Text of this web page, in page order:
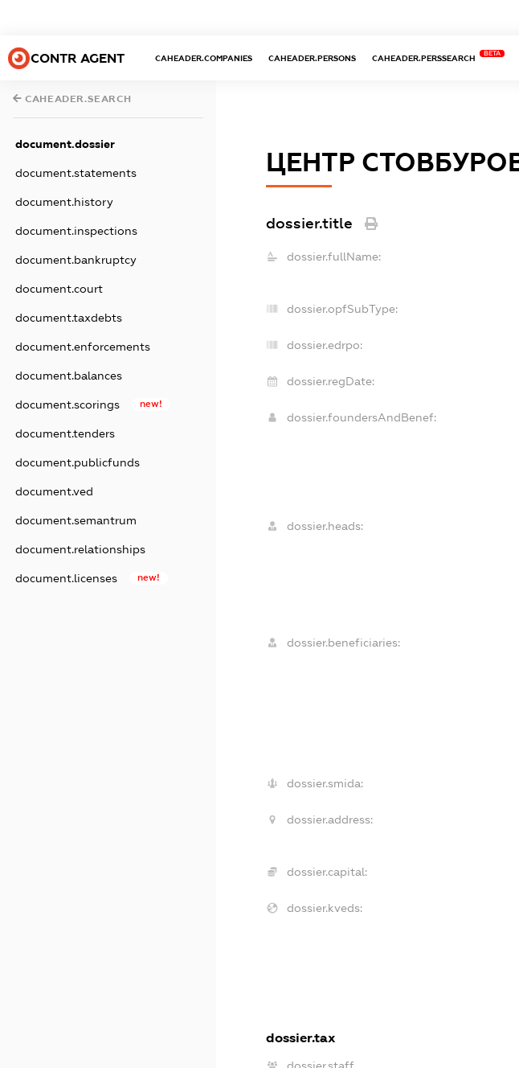
CONTR AGENT CAHEADER.COMPANIES CAHEADER.PERSONS CAHEADER.PERSSEARCH
BETA
CAHEADER.SEARCH
document.dossier
document.statements
document.history
document.inspections
document.bankruptcy
document.court
document.taxdebts
document.enforcements
document.balances
document.scorings new!
document.tenders
document.publicfunds
document.ved
document.semantrum
document.relationships
document.licenses new!
ЦЕНТР
dossier.title
dossier.fullName:
dossier.opfSubType:
dossier.edrpo:
dossier.regDate:
dossier.foundersAndBenef:
dossier.heads:
dossier.beneficiaries:
dossier.smida:
dossier.address:
dossier.capital:
dossier.kveds:
dossier.tax
dossier.staff